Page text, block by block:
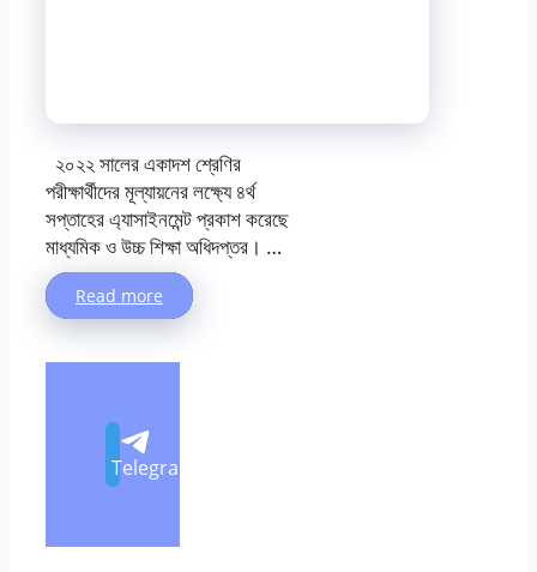
২০২২ সালের একাদশ শ্রেণির
পরীক্ষার্থীদের মূল্যায়নের লক্ষ্যে ৪র্থ
সপ্তাহের এ্যাসাইনমেন্ট প্রকাশ করেছে
মাধ্যমিক ও উচ্চ শিক্ষা অধিদপ্তর। …
Read more
Telegram